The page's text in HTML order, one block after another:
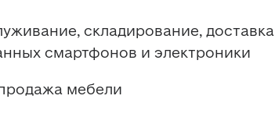
складирование, доставка
смартфонов и электроники
мебели